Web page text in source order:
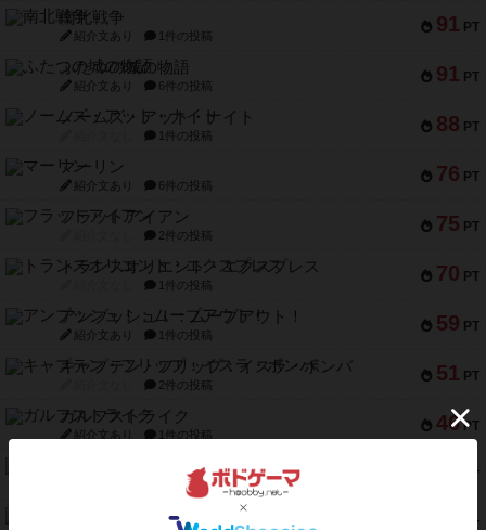
91 PT
南北戦争
紹介文あり 1件の投稿
91 PT
ふたつの城の物語
紹介文あり 6件の投稿
88 PT
ノームズ・アット・ナイト
1件の投稿
76 PT
マーリン
紹介文あり 6件の投稿
75 PT
フラットアイアン
2件の投稿
70 PT
トランスオリエント・エクスプレス
1件の投稿
59 PT
アンブッシュ！：ムーブアウト！
紹介文あり 1件の投稿
51 PT
キャプテン・フリップ：イスラ・ボンバ
2件の投稿
46 PT
ガルフストライク
紹介文あり 1件の投稿
PT
エコーズ・オブ・タイム
8件の投稿
PT